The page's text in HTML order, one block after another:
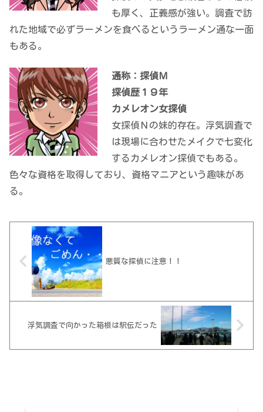
も厚く、正義感が強い。調査で訪
れた地域で必ずラーメンを食べるというラーメン通な一面
もある。
通称：探偵Ｍ
探偵歴１９年
カメレオン女探偵
女探偵Ｎの妹的存在。浮気調査で
は現場に合わせたメイクで七変化
するカメレオン探偵でもある。
色々な資格を取得しており、資格マニアという趣味があ
る。
悪質な探偵に注意！！
浮気調査で向かった箱根は駅伝だった